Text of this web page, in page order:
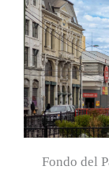
Fondo del